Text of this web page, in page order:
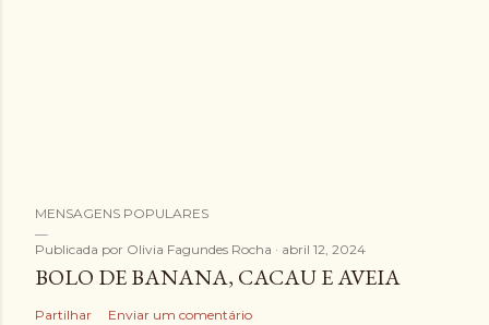
n
v
i
a
MENSAGENS POPULARES
Publicada por Olivia Fagundes Rocha abril 12, 2024
BOLO DE BANANA, CACAU E AVEIA
Partilhar Enviar um comentário